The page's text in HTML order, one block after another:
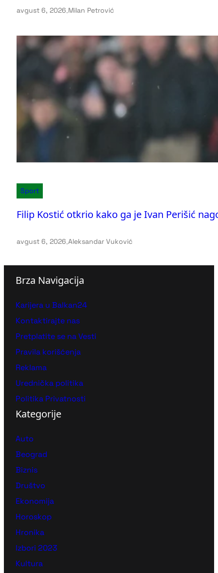
avgust 6, 2026.Milan Petrović
Sport
Filip Kostić otkrio kako ga je Ivan Perišić
avgust 6, 2026.Aleksandar Vuković
Brza Navigacija
Karijera u Balkan24
Kontaktirajte nas
Pretplatite se na Vesti
Pravila korišćenja
Reklama
Urednička politika
Politika Privatnosti
Kategorije
Auto
Beograd
Biznis
Društvo
Ekonomija
Horoskop
Hronika
Izbori 2023
Kultura